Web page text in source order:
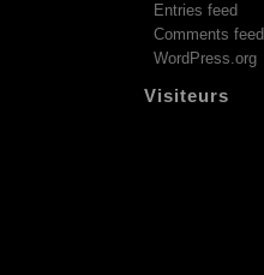
Entries feed
Comments feed
WordPress.org
Visiteurs